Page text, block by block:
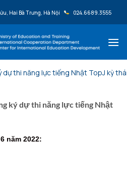
Hai Bà Trưng, Hà Nội 024.6689.3555
dự thi năng lực tiếng Nhật TopJ kỳ
ký dự thi năng lực tiếng Nhật
năm 2022: